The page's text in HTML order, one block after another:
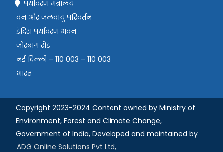
पर्यावरण मंत्रालय
वन और जलवायु परिवर्तन
इंदिरा पर्यावरण भवन
जोरबाग रोड
नई दिल्ली – 110 003 – 110 003
भारत
Copyright 2023-2024 Content owned by Ministry of
Environment, Forest and Climate Change,
Government of India, Developed and maintained by
ADG Online Solutions Pvt Ltd,